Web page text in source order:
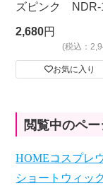
ズピンク NDR-
2,680円
(税込：
お気に入り
閲覧中のペー
HOMEコスプレ
ショートウィッ